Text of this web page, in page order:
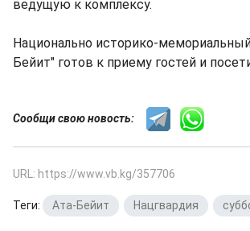
ведущую к комплексу.
Национально историко-
Бейит" готов к приему гостей и
Сообщи свою новость:
URL: https://www.vb.kg/357706
Теги: Ата-Бейит Нацгвардия